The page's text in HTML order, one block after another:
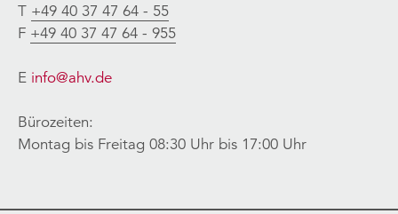
T +49 40 37 47 64 - 55
F +49 40 37 47 64 - 955
E info@ahv.de
Bürozeiten:
Montag bis Freitag 08:30 Uhr bis 17:00 Uhr